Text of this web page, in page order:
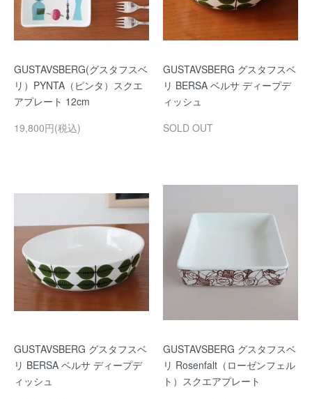
GUSTAVSBERG(グスタフスベ
リ）PYNTA（ピンタ）スクエ
アプレート 12cm
19,800円(税込)
GUSTAVSBERG グスタフスベ
リ BERSA ベルサ ディープデ
ィッシュ
SOLD OUT
GUSTAVSBERG グスタフスベ
リ BERSA ベルサ ディープデ
ィッシュ
GUSTAVSBERG グスタフスベ
リ Rosenfalt（ローゼンフェル
ト）スクエアプレート